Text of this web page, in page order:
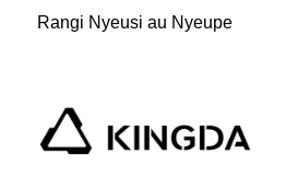
Rangi Nyeusi au Nyeupe